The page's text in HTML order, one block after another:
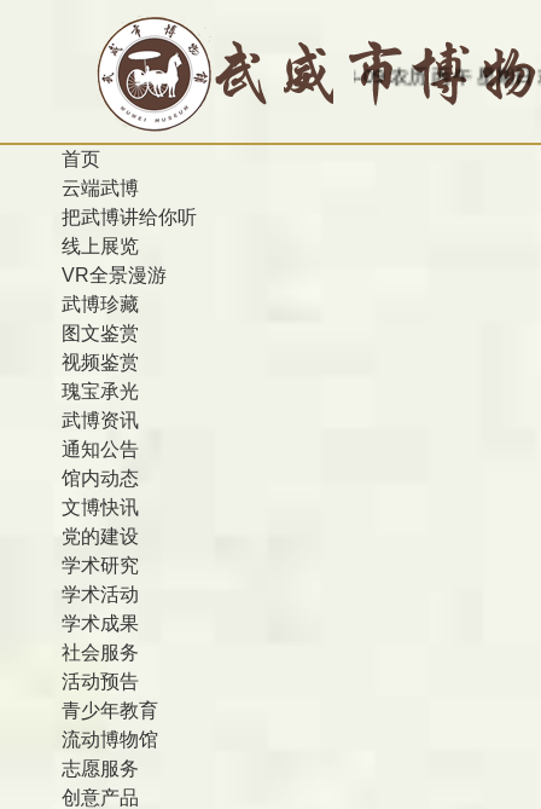
今天是：2026-08-09 农历 丙午 星期日欢迎访问甘肃
首页
云端武博
把武博讲给你听
线上展览
VR全景漫游
武博珍藏
图文鉴赏
视频鉴赏
瑰宝承光
武博资讯
通知公告
馆内动态
文博快讯
党的建设
学术研究
学术活动
学术成果
社会服务
活动预告
青少年教育
流动博物馆
志愿服务
创意产品